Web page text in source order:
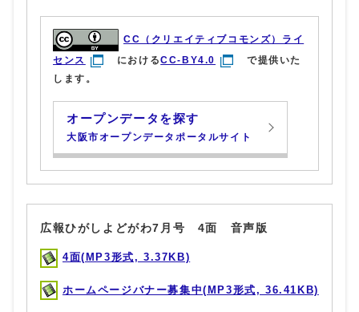
CC（クリエイティブコモンズ）ライ
センス
におけるCC-BY4.0
で提供いた
します。
オープンデータを探す
大阪市オープンデータポータルサイト
広報ひがしよどがわ7月号 4面 音声版
4面(MP3形式, 3.37KB)
ホームページバナー募集中(MP3形式, 36.41KB)